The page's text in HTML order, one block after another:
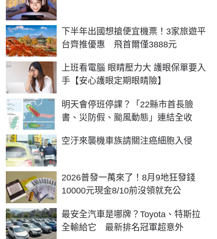
下半年出國想搶便宜機票！3家旅遊平
台齊推優惠 飛首爾僅3888元
上班看電腦 眼睛壓力大 護眼保單要入
手【安心護眼定期眼睛險】
PR
明天會停班停課？「22縣市首長臉
書、災防假、颱風動態」連結全收
空汙來襲機車族請關注癌細胞入侵
PR
2026普發一萬來了！8月9地狂發錢
10000元現金8/10前沒領就充公
最安全汽車是哪牌？Toyota、特斯拉
全輸給它 最新排名冠軍超意外